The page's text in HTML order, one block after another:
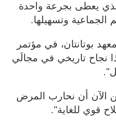
يعطى بجرعة واحدة
وتسهيلها.
بوتانتان، في مؤتمر
نجاح تاريخي في مجالَي
الآن أن نحارب المرض
قوي للغاية".